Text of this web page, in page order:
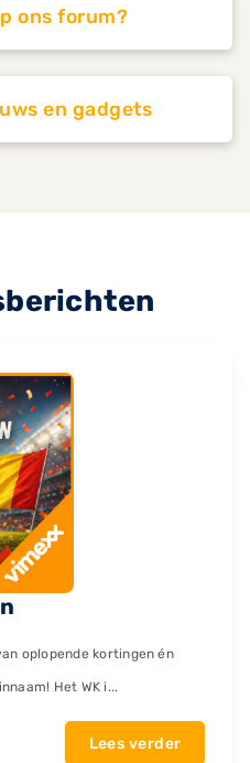
ons forum?
en gadgets
oplopende kortingen én
Het WK i...
Lees verder